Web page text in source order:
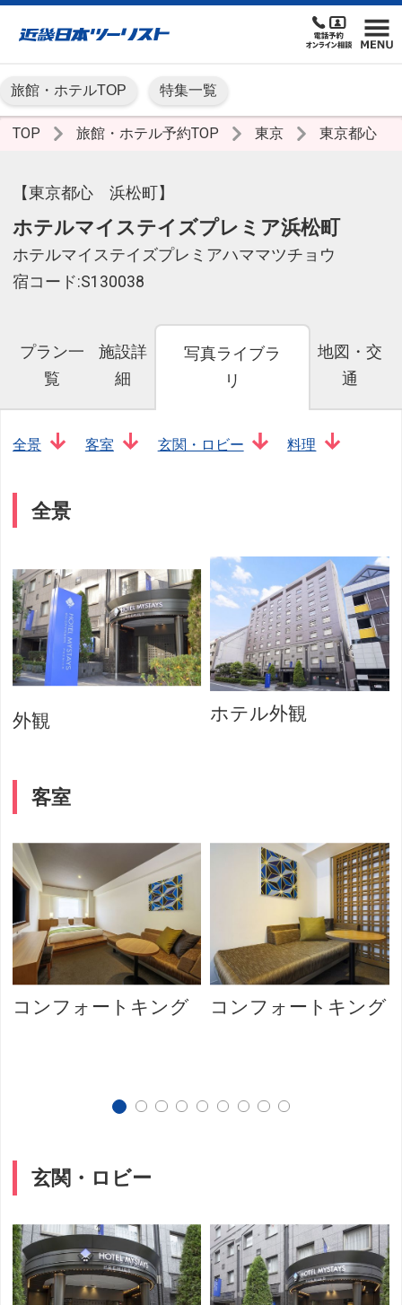
旅館・ホテルTOP 特集一覧
TOP 旅館・ホテル予約TOP 東京 東京都心
【東京都心 浜松町】
ホテルマイステイズプレミア浜松町
ホテルマイステイズプレミアハママツチョウ
宿コード:S130038
プラン一
覧
施設詳
細
写真ライブラ
リ
地図・交
通
全景 客室 玄関・ロビー 料理
全景
外観 ホテル外観
客室
コンフォートキング コンフォートキング
玄関・ロビー